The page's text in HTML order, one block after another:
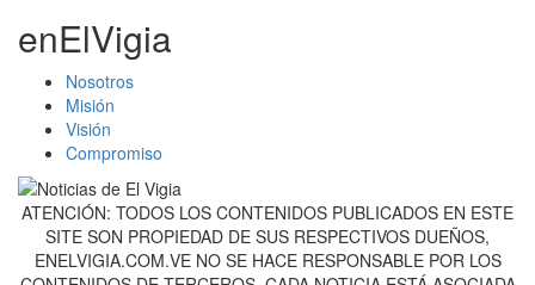
enElVigia
Nosotros
Misión
Visión
Compromiso
ATENCIÓN: TODOS LOS CONTENIDOS PUBLICADOS EN ESTE
SITE SON PROPIEDAD DE SUS RESPECTIVOS DUEÑOS,
ENELVIGIA.COM.VE NO SE HACE RESPONSABLE POR LOS